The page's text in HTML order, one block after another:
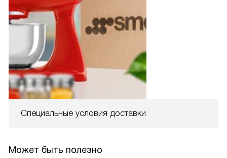
Специальные условия доставки
Может быть полезно